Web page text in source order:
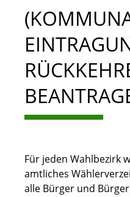
Für jeden Wahlbezirk
amtliches
alle Bürger und